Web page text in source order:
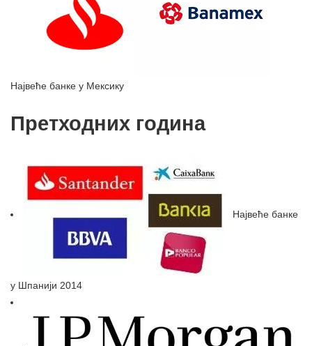
Највеће банке у Мексику
Претходних година
Највеће банке
у Шпанији 2014